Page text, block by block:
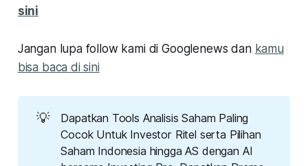
sini
Jangan lupa follow kami di Googlenews dan kamu
bisa baca di sini
💡
Dapatkan Tools Analisis Saham Paling
Cocok Untuk Investor Ritel serta Pilihan
Saham Indonesia hingga AS dengan AI